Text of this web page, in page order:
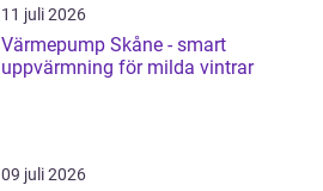
11 juli 2026
Värmepump Skåne - smart
uppvärmning för milda vintrar
09 juli 2026